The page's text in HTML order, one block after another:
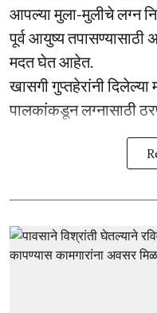
आपल्या मुला-मुलीचे लग्न
पूर्व आयुष्य
मदत घेत आहेत.
खासगी गुप्तहेरांनी दिलेल्या
पालकांकडून लग्नासाठी